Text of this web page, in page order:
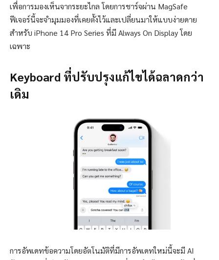
เพื่อการมองเห็นจากระยะไกล โดยการชาร์จผ่าน MagSafe
ฟีเจอร์นี้จะจำมุมมองที่เคยตั้งไว้และเปลี่ยนมาให้แบบง่ายดาย
สำหรับ iPhone 14 Pro Series ที่มี Always On Display โดย
เฉพาะ
Keyboard ที่ปรับปรุงแก้ไขได้ฉลาดกว่า
เดิม
การอัพเดทข้อความโดยอัตโนมัติที่มีการอัพเดทใหม่นี้จะมี AI